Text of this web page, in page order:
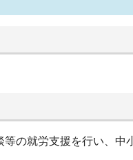
の就労支援を行い、中